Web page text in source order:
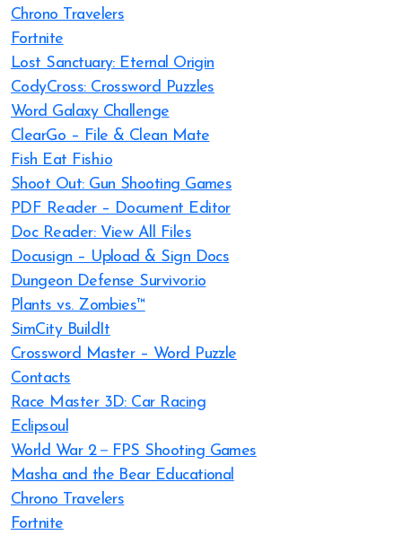
Chrono Travelers
Fortnite
Lost Sanctuary: Eternal Origin
CodyCross: Crossword Puzzles
Word Galaxy Challenge
ClearGo – File & Clean Mate
Fish Eat Fish.io
Shoot Out: Gun Shooting Games
PDF Reader – Document Editor
Doc Reader: View All Files
Docusign – Upload & Sign Docs
Dungeon Defense Survivor.io
Plants vs. Zombies™
SimCity BuildIt
Crossword Master – Word Puzzle
Contacts
Race Master 3D: Car Racing
Eclipsoul
World War 2－FPS Shooting Games
Masha and the Bear Educational
Chrono Travelers
Fortnite